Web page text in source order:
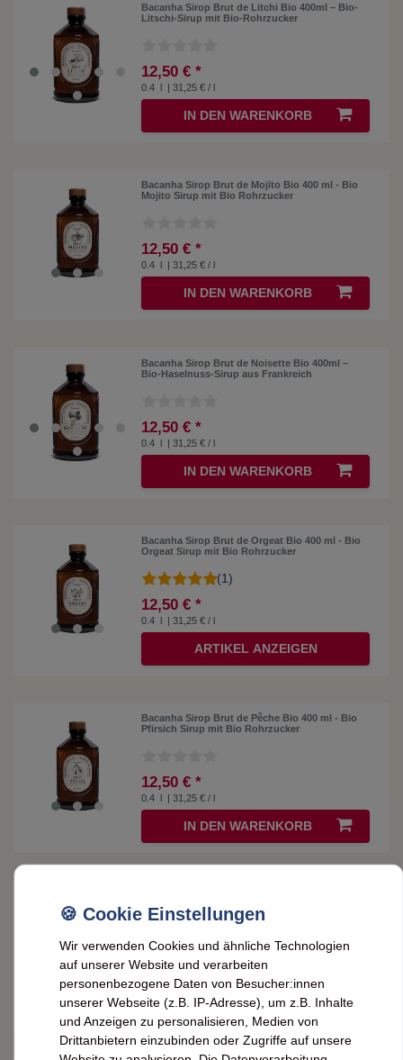
Bacanha Sirop Brut de Litchi Bio 400ml – Bio-
Litschi-Sirup mit Bio-Rohrzucker
12,50 € *
0.4 l | 31,25 € / l
IN DEN WARENKORB
Bacanha Sirop Brut de Mojito Bio 400 ml - Bio
Mojito Sirup mit Bio Rohrzucker
12,50 € *
0.4 l | 31,25 € / l
IN DEN WARENKORB
Bacanha Sirop Brut de Noisette Bio 400ml –
Bio-Haselnuss-Sirup aus Frankreich
12,50 € *
0.4 l | 31,25 € / l
IN DEN WARENKORB
Bacanha Sirop Brut de Orgeat Bio 400 ml - Bio
Orgeat Sirup mit Bio Rohrzucker
(1)
12,50 € *
0.4 l | 31,25 € / l
ARTIKEL ANZEIGEN
Bacanha Sirop Brut de Pêche Bio 400 ml - Bio
Pfirsich Sirup mit Bio Rohrzucker
12,50 € *
0.4 | 31,25 € / l
IN DEN WARENKORB
Bio-Pistazien-Sirup mit Bio-Rohrzucker
12,50 € *
IN DEN WARENKORB
Wir verwenden Cookies und ähnliche Technologien
auf unserer Website und verarbeiten
personenbezogene Daten von Besucher:innen
unserer Webseite (z.B. IP-Adresse), um z.B. Inhalte
und Anzeigen zu personalisieren, Medien von
Drittanbietern einzubinden oder Zugriffe auf unsere